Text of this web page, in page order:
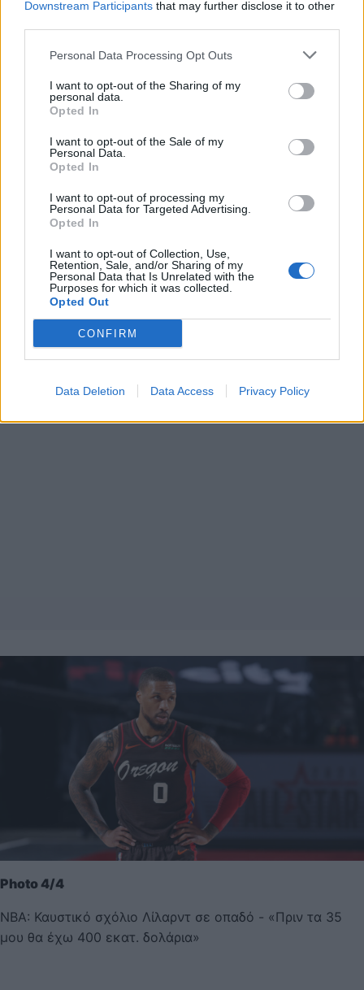
Downstream Participants that may further disclose it to other
Personal Data Processing Opt Outs
I want to opt-out of the Sharing of my
personal data.
Opted In
I want to opt-out of the Sale of my
Personal Data.
Opted In
I want to opt-out of processing my
Personal Data for Targeted Advertising.
Opted In
I want to opt-out of Collection, Use,
Retention, Sale, and/or Sharing of my
Personal Data that Is Unrelated with the
Purposes for which it was collected.
Opted Out
CONFIRM
Data Deletion Data Access Privacy Policy
Photo 3/4
μου θα έχω 400 εκατ. δολάρια»
Photo 4/4
NBA: Καυστικό σχόλιο Λίλαρντ σε οπαδό - «Πριν τα 35
μου θα έχω 400 εκατ. δολάρια»